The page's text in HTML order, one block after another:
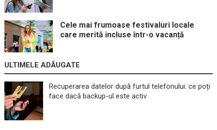
Cele mai frumoase festivaluri locale
care merită incluse într-o vacanță
ULTIMELE ADĂUGATE
Recuperarea datelor după furtul telefonului: ce poți
face dacă backup-ul este activ